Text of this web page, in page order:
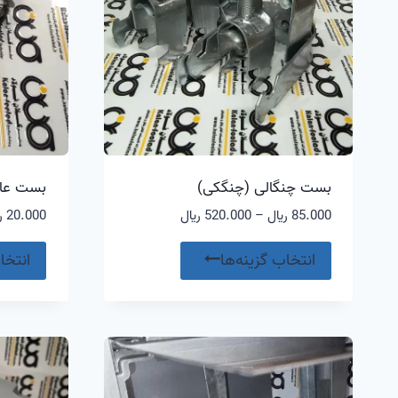
ها
ممکن
است
در
صفحه
محصول
انتخاب
بست چنگالی (چنگکی)
85.000 ﷼ –
520.000 ﷼محدوده
تا
انتخاب گزینه‌ها
محصول
مختلفی
بست
20.000